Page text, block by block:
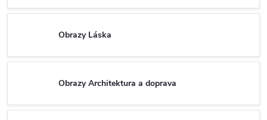
Obrazy Láska
Obrazy Architektura a doprava